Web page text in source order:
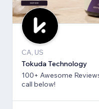
CA, US
Tokuda Technology
100+ Awesome
call below!